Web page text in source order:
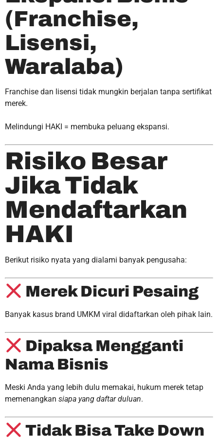
(Franchise,
Lisensi,
Waralaba)
Franchise dan lisensi tidak mungkin berjalan tanpa sertifikat
merek.
Melindungi HAKI = membuka peluang ekspansi.
Risiko Besar
Jika Tidak
Mendaftarkan
HAKI
Berikut risiko nyata yang dialami banyak pengusaha:
Merek Dicuri Pesaing
Banyak kasus brand UMKM viral didaftarkan oleh pihak lain.
Dipaksa Mengganti
Nama Bisnis
Meski Anda yang lebih dulu memakai, hukum merek tetap
memenangkan siapa yang daftar duluan.
Tidak Bisa Take Down